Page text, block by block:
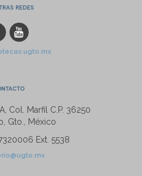
redes
Col. Marfil C.P. 36250
Gto., México
Ext. 5538